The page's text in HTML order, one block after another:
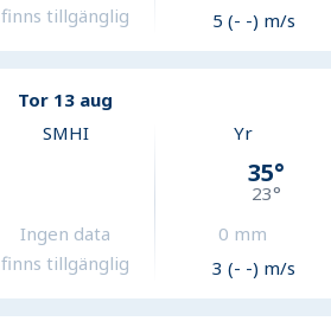
finns tillgänglig
5 (- -) m/s
Tor 13 aug
SMHI
Ingen data
finns tillgänglig
Yr
35°
23°
0 mm
3 (- -) m/s